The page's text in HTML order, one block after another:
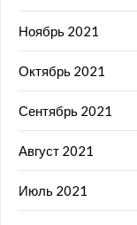
Ноябрь 2021
Октябрь 2021
Сентябрь 2021
Август 2021
Июль 2021